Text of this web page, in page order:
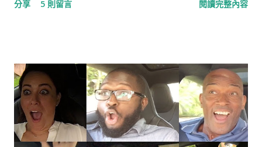
力一流，更可堪稱業界翹楚，就讓我們一起看下去。
分享 5 則留言 閱讀完整內容